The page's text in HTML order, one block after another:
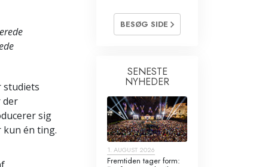
studiets
der
sig
én ting.
BESØG SIDE
SENESTE
NYHEDER
1. AUGUST 2026
Fremtiden tager form: